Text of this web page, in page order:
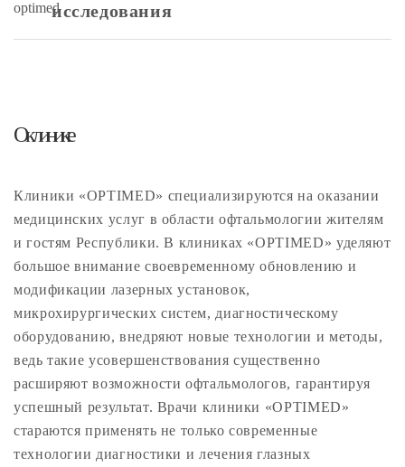
исследования
О клинике
Клиники «OPTIMED» специализируются на оказании
медицинских услуг в области офтальмологии жителям
и гостям Республики. В клиниках «OPTIMED» уделяют
большое внимание своевременному обновлению и
модификации лазерных установок,
микрохирургических систем, диагностическому
оборудованию, внедряют новые технологии и методы,
ведь такие усовершенствования существенно
расширяют возможности офтальмологов, гарантируя
успешный результат. Врачи клиники «OPTIMED»
стараются применять не только современные
технологии диагностики и лечения глазных